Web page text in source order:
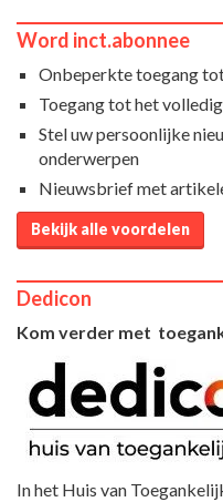
Word inct.abonnee
Onbeperkte toegang
Toegang tot het
Stel uw persoonlijke
onderwerpen
Nieuwsbrief met
Bekijk alle voordelen
Dedicon
Kom verder met
In het Huis van